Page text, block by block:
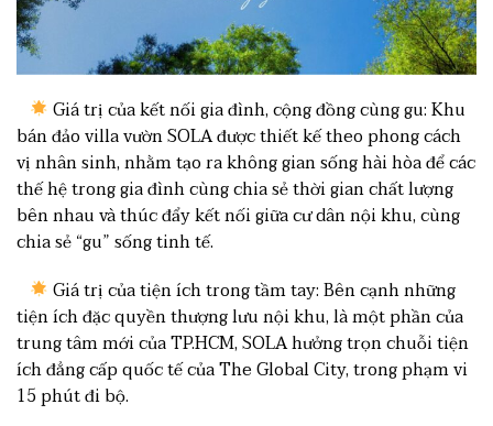
Giá trị của kết nối gia đình, cộng đồng cùng gu: Khu
bán đảo villa vườn SOLA được thiết kế theo phong cách
vị nhân sinh, nhằm tạo ra không gian sống hài hòa để các
thế hệ trong gia đình cùng chia sẻ thời gian chất lượng
bên nhau và thúc đẩy kết nối giữa cư dân nội khu, cùng
chia sẻ “gu” sống tinh tế.
Giá trị của tiện ích trong tầm tay: Bên cạnh những
tiện ích đặc quyền thượng lưu nội khu, là một phần của
trung tâm mới của TP.HCM, SOLA hưởng trọn chuỗi tiện
ích đẳng cấp quốc tế của The Global City, trong phạm vi
15 phút đi bộ.